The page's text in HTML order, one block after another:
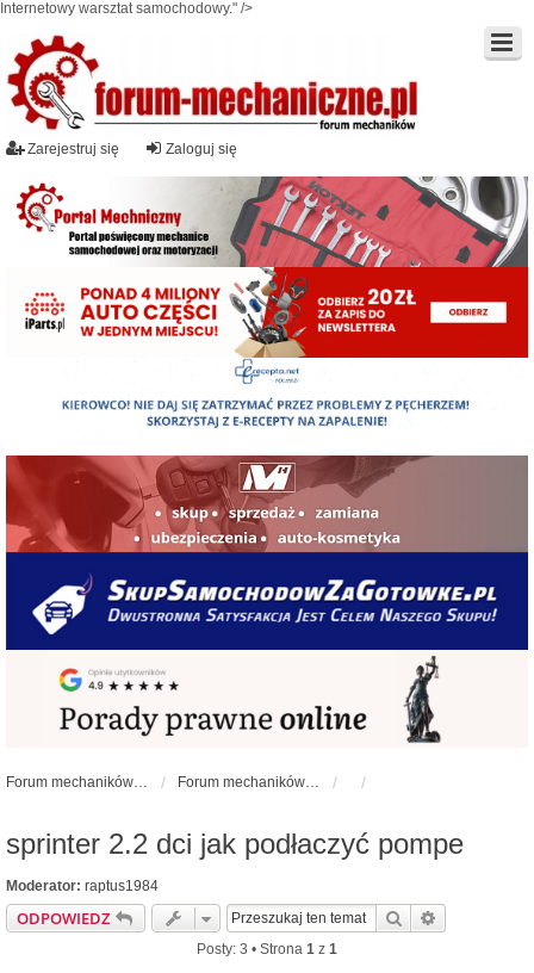
Internetowy warsztat samochodowy." />
Zaloguj się
Zarejestruj się
Forum mechaników samochodowych - forum-mechaniczne.pl Forum mechaników samochodowych
sprinter 2.2 dci jak podłaczyć pompe
Moderator: raptus1984
ODPOWIEDZ Szukaj
Posty: 3 • Strona 1 z 1